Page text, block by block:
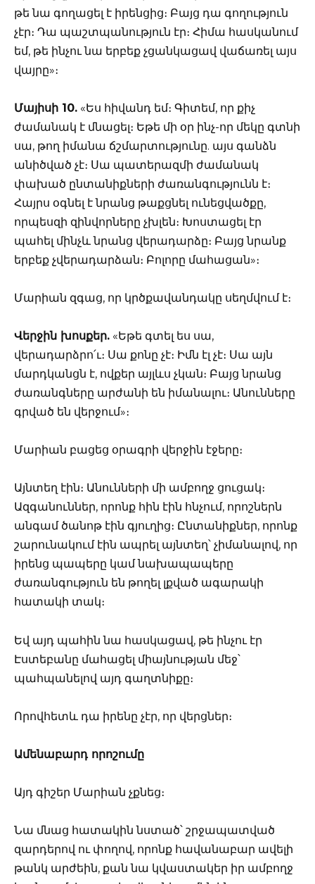
թե նա գողացել է իրենցից։ Բայց դա գողություն
չէր։ Դա պաշտպանություն էր։ Հիմա հասկանում
եմ, թե ինչու նա երբեք չցանկացավ վաճառել այս
վայրը»։
Մայիսի 10. «Ես հիվանդ եմ։ Գիտեմ, որ քիչ
ժամանակ է մնացել։ Եթե մի օր ինչ-որ մեկը գտնի
սա, թող իմանա ճշմարտությունը. այս գանձն
անիծված չէ։ Սա պատերազմի ժամանակ
փախած ընտանիքների ժառանգությունն է։
Հայրս օգնել է նրանց թաքցնել ունեցվածքը,
որպեսզի զինվորները չխլեն։ Խոստացել էր
պահել մինչև նրանց վերադարձը։ Բայց նրանք
երբեք չվերադարձան։ Բոլորը մահացան»։
Մարիան զգաց, որ կրծքավանդակը սեղմվում է։
Վերջին խոսքեր. «Եթե գտել ես սա,
վերադարձրո՛ւ։ Սա քոնը չէ։ Իմն էլ չէ։ Սա այն
մարդկանցն է, ովքեր այլևս չկան։ Բայց նրանց
ժառանգները արժանի են իմանալու։ Անունները
գրված են վերջում»։
Մարիան բացեց օրագրի վերջին էջերը։
Այնտեղ էին։ Անունների մի ամբողջ ցուցակ։
Ազգանուններ, որոնք հին էին հնչում, որոշներն
անգամ ծանոթ էին գյուղից։ Ընտանիքներ, որոնք
շարունակում էին ապրել այնտեղ՝ չիմանալով, որ
իրենց պապերը կամ նախապապերը
ժառանգություն են թողել լքված ագարակի
հատակի տակ։
Եվ այդ պահին նա հասկացավ, թե ինչու էր
Էստեբանը մահացել միայնության մեջ՝
պահպանելով այդ գաղտնիքը։
Որովհետև դա իրենը չէր, որ վերցներ։
Ամենաբարդ որոշումը
Այդ գիշեր Մարիան չքնեց։
Նա մնաց հատակին նստած՝ շրջապատված
զարդերով ու փողով, որոնք հավանաբար ավելի
թանկ արժեին, քան նա կվաստակեր իր ամբողջ